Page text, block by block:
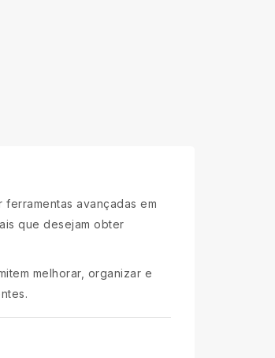
avançadas em
que desejam obter
melhorar, organizar e